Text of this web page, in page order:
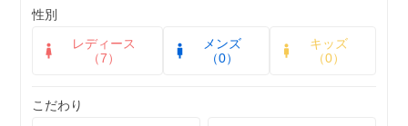
性別
レディース
（7）
メンズ
（0）
キッズ
（0）
こだわり